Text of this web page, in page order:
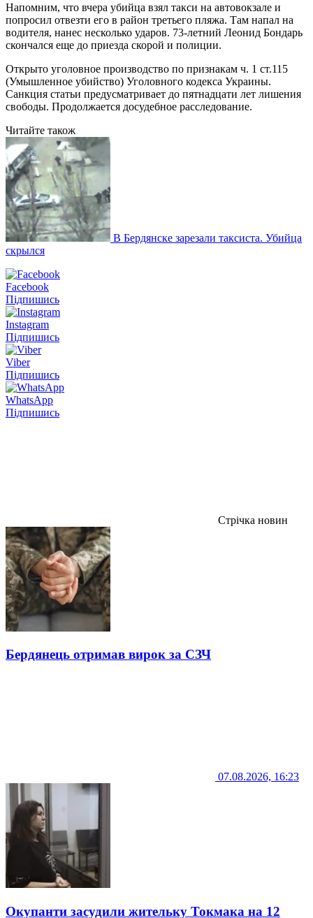
Напомним, что вчера убийца взял такси на автовокзале и
попросил отвезти его в район третьего пляжа. Там напал на
водителя, нанес несколько ударов. 73-летний Леонид Бондарь
скончался еще до приезда скорой и полиции.
Открыто уголовное производство по признакам ч. 1 ст.115
(Умышленное убийство) Уголовного кодекса Украины.
Санкция статьи предусматривает до пятнадцати лет лишения
свободы. Продолжается досудебное расследование.
Читайте також
В Бердянске зарезали таксиста. Убийца
скрылся
Facebook
Підпишись
Instagram
Підпишись
Viber
Підпишись
WhatsApp
Підпишись
Стрічка новин
Бердянець отримав вирок за СЗЧ
07.08.2026, 16:23
Окупанти засудили жительку Токмака на 12